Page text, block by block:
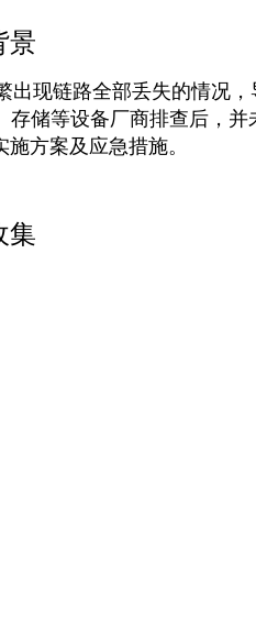
景
现链路全部丢失的情况
储等设备厂商排查后，
方案及应急措施。
集